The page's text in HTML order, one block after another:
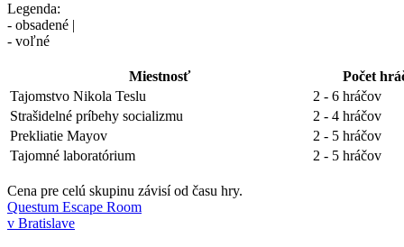
Legenda:
- obsadené |
- voľné
Miestnosť
Počet
Tajomstvo Nikola Teslu
2 - 6 hráčov
Strašidelné príbehy socializmu
2 - 4 hráčov
Prekliatie Mayov
2 - 5 hráčov
Tajomné laboratórium
2 - 5 hráčov
Cena pre celú skupinu závisí od času hry.
Questum Escape Room
v Bratislave